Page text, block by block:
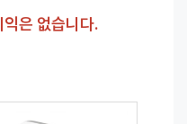
은 없습니다.